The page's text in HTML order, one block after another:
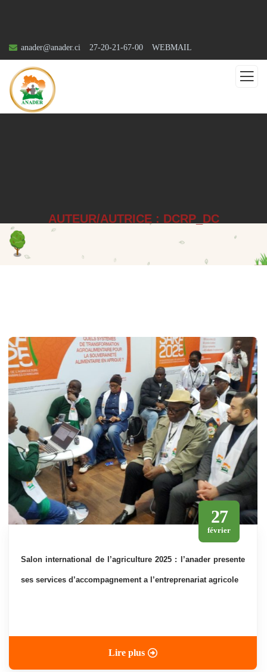
anader@anader.ci 27-20-21-67-00 WEBMAIL
AUTEUR/AUTRICE : DCRP_DC
27
février
salon international de l’agriculture 2025 : l’anader presente
ses services d’accompagnement a l’entreprenariat agricole
Lire plus